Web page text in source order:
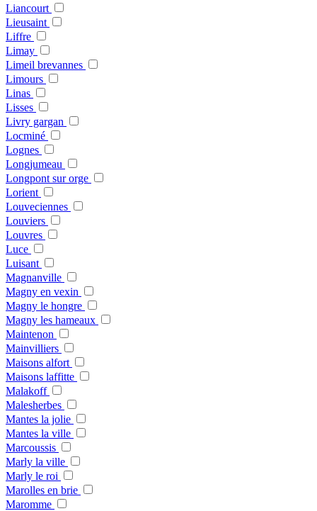
Liancourt
Lieusaint
Liffre
Limay
Limeil brevannes
Limours
Linas
Lisses
Livry gargan
Locminé
Lognes
Longjumeau
Longpont sur orge
Lorient
Louveciennes
Louviers
Louvres
Luce
Luisant
Magnanville
Magny en vexin
Magny le hongre
Magny les hameaux
Maintenon
Mainvilliers
Maisons alfort
Maisons laffitte
Malakoff
Malesherbes
Mantes la jolie
Mantes la ville
Marcoussis
Marly la ville
Marly le roi
Marolles en brie
Maromme